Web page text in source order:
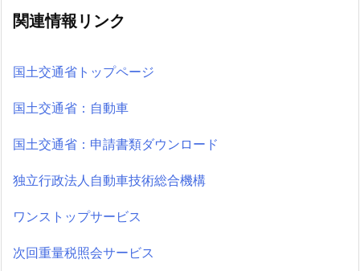
関連情報リンク
国土交通省トップページ
国土交通省：自動車
国土交通省：申請書類ダウンロード
独立行政法人自動車技術総合機構
ワンストップサービス
次回重量税照会サービス